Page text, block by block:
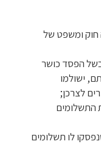
חוק ומשפט של
הפסד כושר
ישולמו
לצרכן;
התשלומים
לו תשלומים